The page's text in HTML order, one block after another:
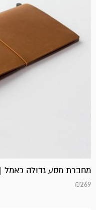
מחברת מסע גדולה כאמל | Travelers
₪269